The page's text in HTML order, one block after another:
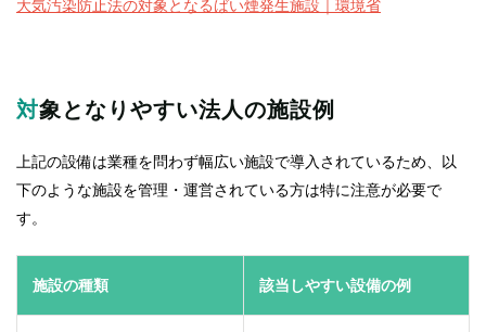
大気汚染防止法の対象となるばい煙発生施設｜環境省
対象となりやすい法人の施設例
上記の設備は業種を問わず幅広い施設で導入されているため、以
下のような施設を管理・運営されている方は特に注意が必要で
す。
施設の種類 該当しやすい設備の例